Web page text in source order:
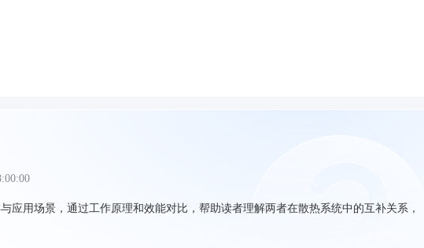
应用场景，通过工作原理和效能对比，帮助读者理解两者在散热系统中的互补关系，